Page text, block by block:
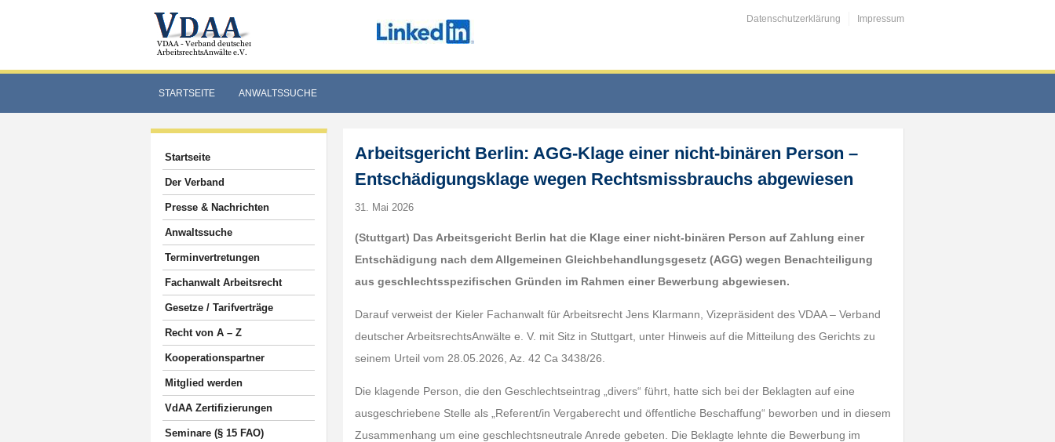
Datenschutzerklärung Impressum
STARTSEITE ANWALTSSUCHE
Startseite
Der Verband
Presse & Nachrichten
Anwaltssuche
Terminvertretungen
Fachanwalt Arbeitsrecht
Gesetze / Tarifverträge
Recht von A – Z
Kooperationspartner
Mitglied werden
VdAA Zertifizierungen
Seminare (§ 15 FAO)
Arbeitsgericht Berlin: AGG-Klage einer nicht-binären Person –
Entschädigungsklage wegen Rechtsmissbrauchs abgewiesen
31. Mai 2026
(Stuttgart) Das Arbeitsgericht Berlin hat die Klage einer nicht-binären Person auf Zahlung einer
Entschädigung nach dem Allgemeinen Gleichbehandlungsgesetz (AGG) wegen Benachteiligung
aus geschlechtsspezifischen Gründen im Rahmen einer Bewerbung abgewiesen.
Darauf verweist der Kieler Fachanwalt für Arbeitsrecht Jens Klarmann, Vizepräsident des VDAA – Verband
deutscher ArbeitsrechtsAnwälte e. V. mit Sitz in Stuttgart, unter Hinweis auf die Mitteilung des Gerichts zu
seinem Urteil vom 28.05.2026, Az. 42 Ca 3438/26.
Die klagende Person, die den Geschlechtseintrag „divers“ führt, hatte sich bei der Beklagten auf eine
ausgeschriebene Stelle als „Referent/in Vergaberecht und öffentliche Beschaffung“ beworben und in diesem
Zusammenhang um eine geschlechtsneutrale Anrede gebeten. Die Beklagte lehnte die Bewerbung im